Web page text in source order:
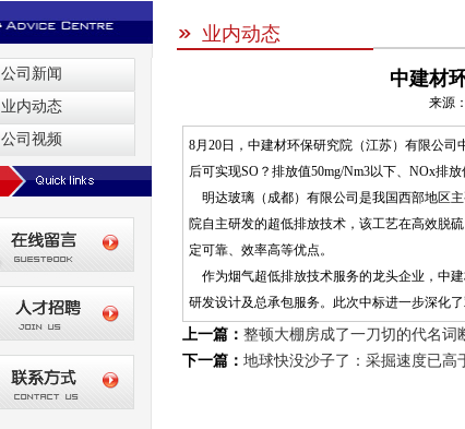
公司新闻
业内动态
公司视频
业内动态
中建材
来源
8月20日，中建材环保研究院（江苏）有限公司
后可实现SO？排放值50mg/Nm3以下、NOx排
明达玻璃（成都）有限公司是我国西部地区
院自主研发的超低排放技术，该工艺在高效脱
定可靠、效率高等优点。
作为烟气超低排放技术服务的龙头企业，中
研发设计及总承包服务。此次中标进一步深化
上一篇： 整顿大棚房成了一刀切的代名词
下一篇： 地球快没沙子了：采掘速度已高